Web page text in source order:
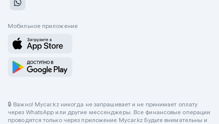
Мобильное приложение
🔒 Важно! Mycar.kz никогда не запрашивает и не принимает оплату
через WhatsApp или другие мессенджеры. Все финансовые операции
проводятся только через приложение Mycar.kz Будьте внимательны и